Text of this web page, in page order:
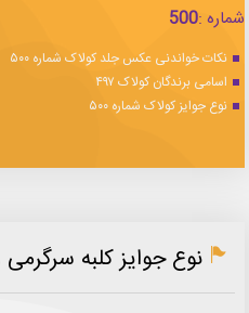
شماره :500
نکات خواندنی عکس جلد کولاک شماره ۵۰۰
اسامی برندگان کولاک ۴۹۷
نوع جوایز کولاک شماره ۵۰۰
نوع جوایز کلبه سرگرمی ۴۱۹